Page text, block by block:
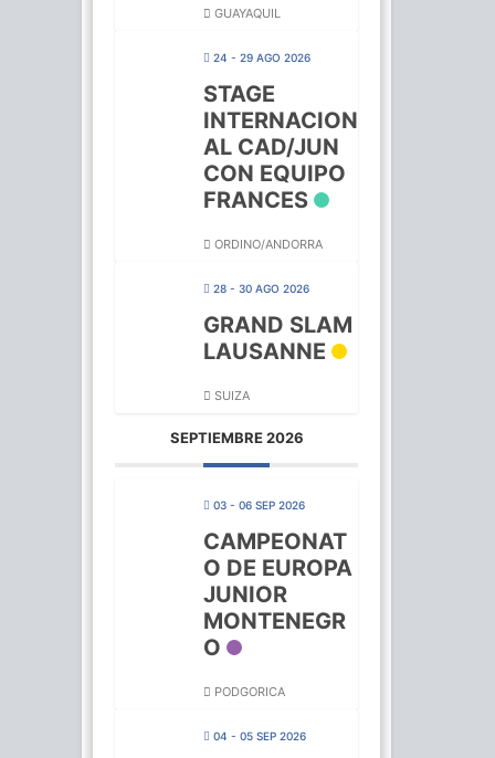
GUAYAQUIL
24 - 29 AGO 2026
STAGE
INTERNACION
AL CAD/JUN
CON EQUIPO
FRANCES
ORDINO/ANDORRA
28 - 30 AGO 2026
GRAND SLAM
LAUSANNE
SUIZA
SEPTIEMBRE 2026
03 - 06 SEP 2026
CAMPEONAT
O DE EUROPA
JUNIOR
MONTENEGR
O
PODGORICA
04 - 05 SEP 2026